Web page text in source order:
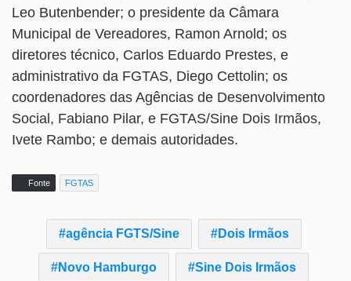
Leo Butenbender; o presidente da Câmara
Municipal de Vereadores, Ramon Arnold; os
diretores técnico, Carlos Eduardo Prestes, e
administrativo da FGTAS, Diego Cettolin; os
coordenadores das Agências de Desenvolvimento
Social, Fabiano Pilar, e FGTAS/Sine Dois Irmãos,
Ivete Rambo; e demais autoridades.
Fonte FGTAS
agência FGTS/Sine Dois Irmãos
Novo Hamburgo Sine Dois Irmãos